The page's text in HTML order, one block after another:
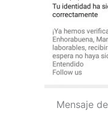
Mensaje